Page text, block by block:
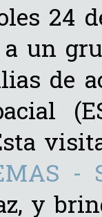
24
un
de
-
y